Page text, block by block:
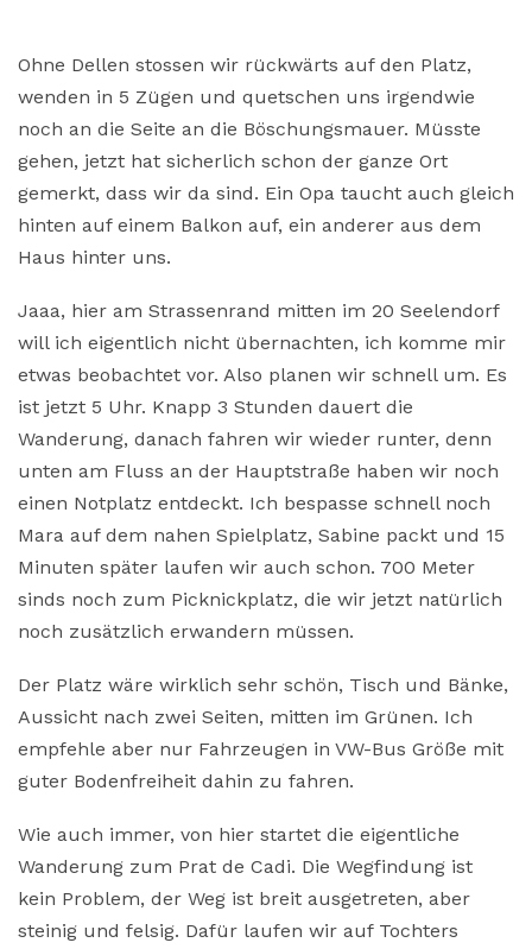
Ohne Dellen stossen wir rückwärts auf den Platz,
wenden in 5 Zügen und quetschen uns irgendwie
noch an die Seite an die Böschungsmauer. Müsste
gehen, jetzt hat sicherlich schon der ganze Ort
gemerkt, dass wir da sind. Ein Opa taucht auch gleich
hinten auf einem Balkon auf, ein anderer aus dem
Haus hinter uns.
Jaaa, hier am Strassenrand mitten im 20 Seelendorf
will ich eigentlich nicht übernachten, ich komme mir
etwas beobachtet vor. Also planen wir schnell um. Es
ist jetzt 5 Uhr. Knapp 3 Stunden dauert die
Wanderung, danach fahren wir wieder runter, denn
unten am Fluss an der Hauptstraße haben wir noch
einen Notplatz entdeckt. Ich bespasse schnell noch
Mara auf dem nahen Spielplatz, Sabine packt und 15
Minuten später laufen wir auch schon. 700 Meter
sinds noch zum Picknickplatz, die wir jetzt natürlich
noch zusätzlich erwandern müssen.
Der Platz wäre wirklich sehr schön, Tisch und Bänke,
Aussicht nach zwei Seiten, mitten im Grünen. Ich
empfehle aber nur Fahrzeugen in VW-Bus Größe mit
guter Bodenfreiheit dahin zu fahren.
Wie auch immer, von hier startet die eigentliche
Wanderung zum Prat de Cadi. Die Wegfindung ist
kein Problem, der Weg ist breit ausgetreten, aber
steinig und felsig. Dafür laufen wir auf Tochters